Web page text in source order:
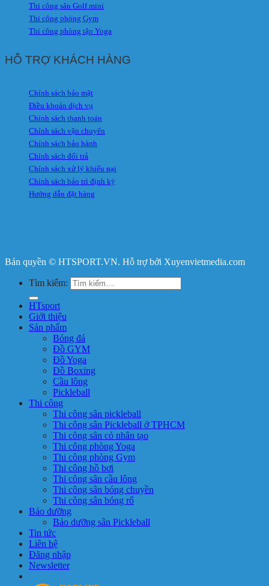
Thi công sân Golf mini
Thi công phòng Gym
Thi công phòng tập Yoga
HỖ TRỢ KHÁCH HÀNG
Chính sách bảo mật
Điều khoản dịch vụ
Chính sách thanh toán
Chính sách vận chuyển
Chính sách bảo hành
Chính sách đổi trả
Chính sách xử lý khiếu nại
Chính sách bảo trì định kỳ
Hướng dẫn đặt hàng
Bản quyền © HTSPORT.VN. Hỗ trợ bởi Xuyenvietmedia.com
Tìm kiếm:
HTsport
Giới thiệu
Sản phẩm
Bóng đá
Đồ GYM
Đồ Yoga
Đồ Boxing
Cầu lông
Pickleball
Thi công
Thi công sân pickleball
Thi công sân Pickleball ở TPHCM
Thi công sân cỏ nhân tạo
Thi công phòng Yoga
Thi công phòng Gym
Thi công hồ bơi
Thi công sân cầu lông
Thi công sân bóng chuyền
Thi công sân bóng rổ
Bảo dưỡng
Bảo dưỡng sân Pickleball
Tin tức
Liên hệ
Đăng nhập
Newsletter